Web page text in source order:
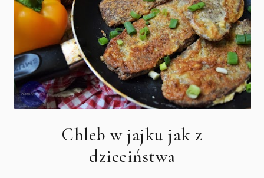
Chleb w jajku jak z
dzieciństwa